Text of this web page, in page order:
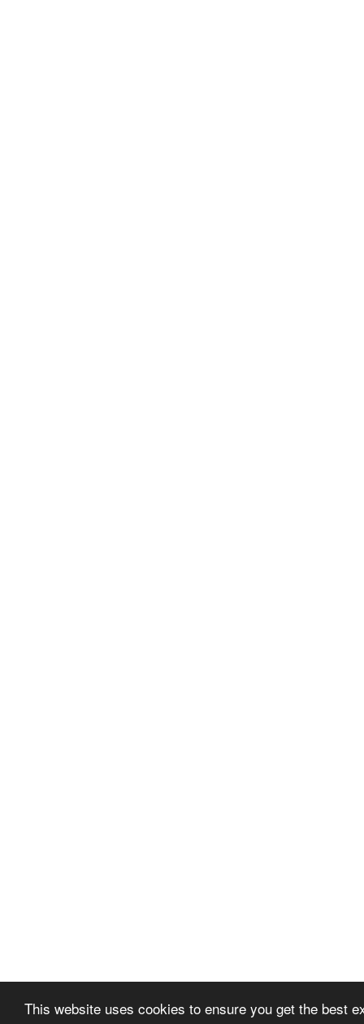
This website uses cookies to ensure you get the best